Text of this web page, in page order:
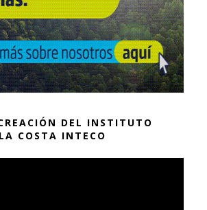
DEL INSTITUTO
COSTA INTECO